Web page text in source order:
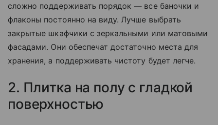
сложно поддерживать порядок — все баночки и
флаконы постоянно на виду. Лучше выбрать
закрытые шкафчики с зеркальными или матовыми
фасадами. Они обеспечат достаточно места для
хранения, а поддерживать чистоту будет легче.
2. Плитка на полу с гладкой
поверхностью